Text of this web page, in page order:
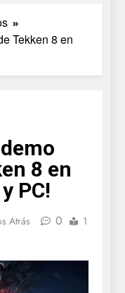
Tekken 8 en
8 en
PC!
Atrás 0
1